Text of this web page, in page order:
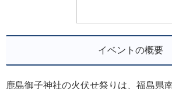
イベントの概要
鹿島御子神社の火伏せ祭りは、福島県